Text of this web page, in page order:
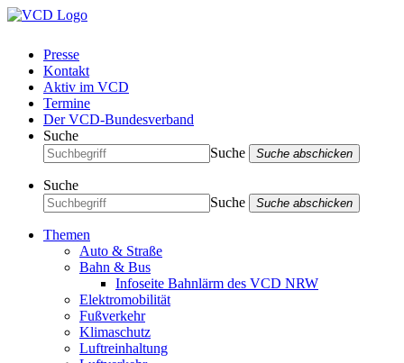
Presse
Kontakt
Aktiv im VCD
Termine
Der VCD-Bundesverband
Suche
Suche
Suche abschicken
Suche
Suche
Suche abschicken
Themen
Auto & Straße
Bahn & Bus
Infoseite Bahnlärm des VCD NRW
Elektromobilität
Fußverkehr
Klimaschutz
Luftreinhaltung